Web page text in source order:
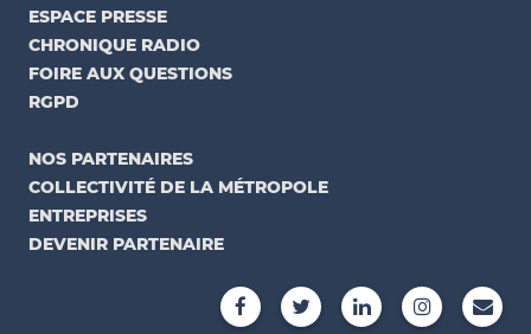
ESPACE PRESSE
CHRONIQUE RADIO
FOIRE AUX QUESTIONS
RGPD
NOS PARTENAIRES
COLLECTIVITÉ DE LA MÉTROPOLE
ENTREPRISES
DEVENIR PARTENAIRE